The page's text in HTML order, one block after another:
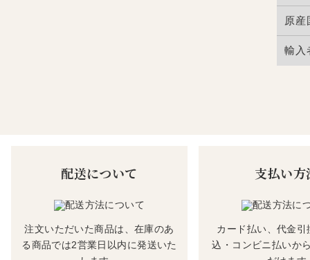
原産
輸入
配送について
注文いただいた商品は、在庫のあ
る商品では2営業日以内に発送いた
支払い方
カード払い、代金引
込・コンビニ払いか